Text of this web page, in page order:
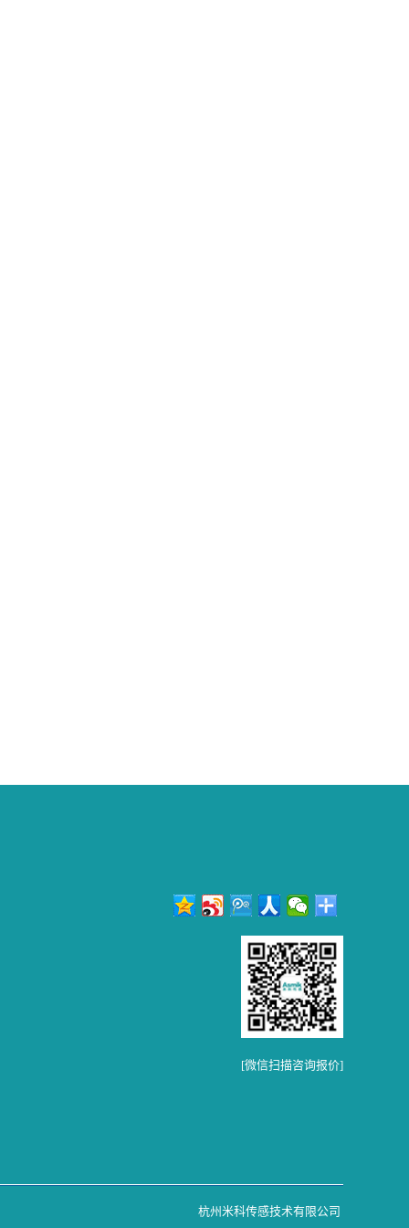
[微信扫描咨询报价]
杭州米科传感技术有限公司